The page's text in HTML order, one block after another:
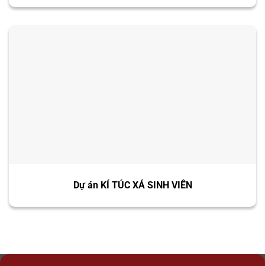
Dự án KÍ TÚC XÁ SINH VIÊN